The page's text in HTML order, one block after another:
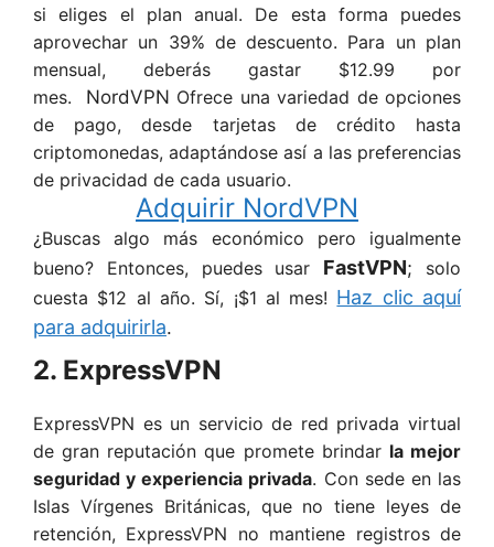
si eliges el plan anual. De esta forma puedes
aprovechar un 39% de descuento. Para un plan
mensual, deberás gastar $12.99 por
mes.
NordVPN Ofrece una variedad de opciones
de pago, desde tarjetas de crédito hasta
criptomonedas, adaptándose así a las preferencias
de privacidad de cada usuario.
Adquirir NordVPN
¿Buscas algo más económico pero igualmente
bueno? Entonces, puedes usar
FastVPN; solo
cuesta $12 al año. Sí, ¡$1 al mes! Haz clic aquí
para adquirirla.
2. ExpressVPN
ExpressVPN es un servicio de red privada virtual
de gran reputación que promete brindar la mejor
seguridad y experiencia privada. Con sede en las
Islas Vírgenes Británicas, que no tiene leyes de
retención, ExpressVPN no mantiene registros de